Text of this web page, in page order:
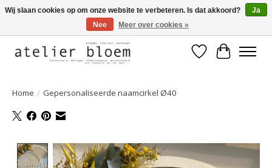
Welkom bij Atelier Bloem
Verlanglijst
Home / Gepersonaliseerde naamcirkel Ø40
Product image slideshow Items
Wij slaan cookies op om onze website te verbeteren. Is dat akkoord?
Ja
Nee
Meer over cookies »